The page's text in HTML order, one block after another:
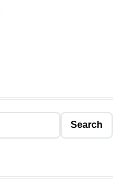
Search